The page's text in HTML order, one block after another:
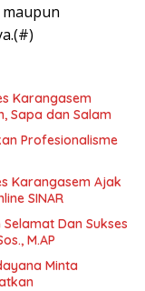
Karangasem
Sapa dan Salam
Profesionalisme
Karangasem Ajak
SINAR
Dan Sukses
M.AP
Minta